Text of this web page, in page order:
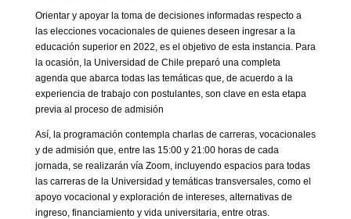
Orientar y apoyar la toma de decisiones informadas respecto a
las elecciones vocacionales de quienes deseen ingresar a la
educación superior en 2022, es el objetivo de esta instancia. Para
la ocasión, la Universidad de Chile preparó una completa
agenda que abarca todas las temáticas que, de acuerdo a la
experiencia de trabajo con postulantes, son clave en esta etapa
previa al proceso de admisión
Así, la programación contempla charlas de carreras, vocacionales
y de admisión que, entre las 15:00 y 21:00 horas de cada
jornada, se realizarán vía Zoom, incluyendo espacios para todas
las carreras de la Universidad y temáticas transversales, como el
apoyo vocacional y exploración de intereses, alternativas de
ingreso, financiamiento y vida universitaria, entre otras.